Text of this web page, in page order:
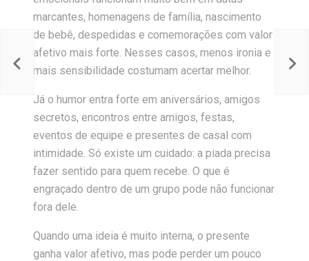
marcantes, homenagens de família, nascimento
de bebê, despedidas e comemorações com valor
afetivo mais forte. Nesses casos, menos ironia e
mais sensibilidade costumam acertar melhor.
Já o humor entra forte em aniversários, amigos
secretos, encontros entre amigos, festas,
eventos de equipe e presentes de casal com
intimidade. Só existe um cuidado: a piada precisa
fazer sentido para quem recebe. O que é
engraçado dentro de um grupo pode não funcionar
fora dele.
Quando uma ideia é muito interna, o presente
ganha valor afetivo, mas pode perder um pouco